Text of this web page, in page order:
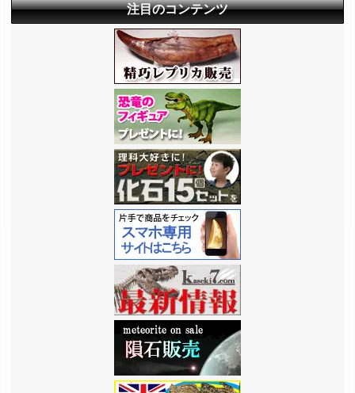
注目のコンテンツ